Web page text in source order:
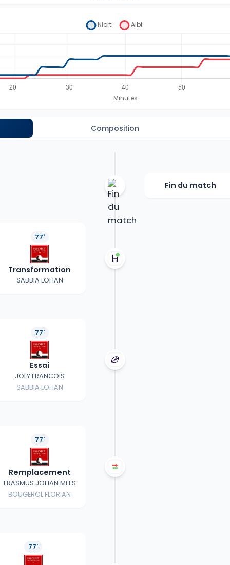
Composition
Fin du match
77'
Transformation
SABBIA LOHAN
77'
Essai
JOLY FRANCOIS
SABBIA LOHAN
77'
Remplacement
ERASMUS JOHAN MEES
BOUGEROL FLORIAN
77'